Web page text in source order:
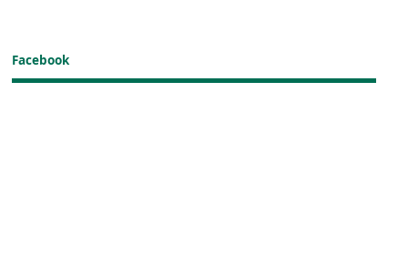
Facebook